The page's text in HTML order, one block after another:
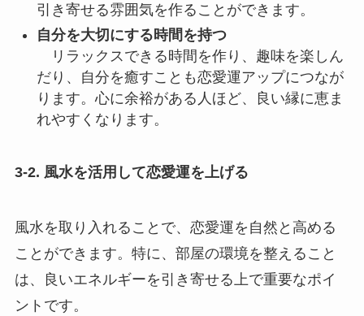
引き寄せる雰囲気を作ることができます。
自分を大切にする時間を持つ
リラックスできる時間を作り、趣味を楽しん
だり、自分を癒すことも恋愛運アップにつなが
ります。心に余裕がある人ほど、良い縁に恵ま
れやすくなります。
3-2. 風水を活用して恋愛運を上げる
風水を取り入れることで、恋愛運を自然と高める
ことができます。特に、部屋の環境を整えること
は、良いエネルギーを引き寄せる上で重要なポイ
ントです。